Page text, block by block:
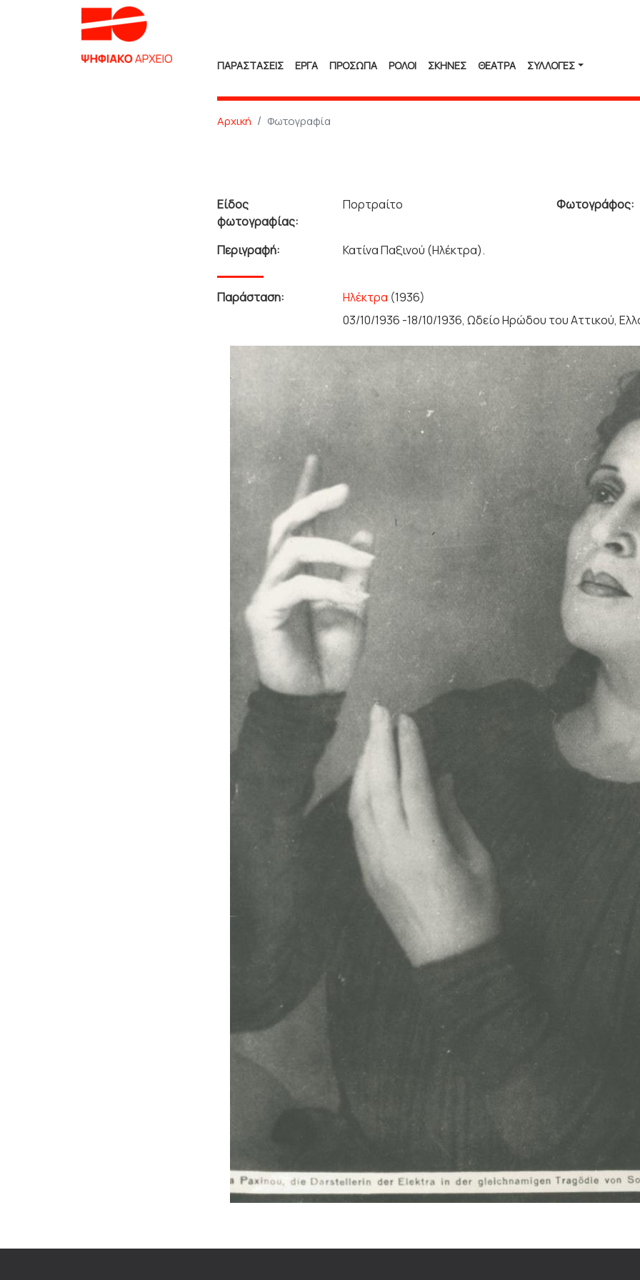
ΠΑΡΑΣΤΑΣΕΙΣ ΕΡΓΑ ΠΡΟΣΩΠΑ ΡΟΛΟΙ ΣΚΗΝΕΣ ΘΕΑΤΡΑ ΣΥΛΛΟΓΈΣ
Αρχική Φωτογραφία
Είδος
φωτογραφίας:
Πορτραίτο Φωτογράφος:
Περιγραφή: Κατίνα Παξινού (Ηλέκτρα).
Παράσταση: Ηλέκτρα (1936)
03/10/1936 -18/10/1936, Ωδείο Ηρώδου του Αττικού,